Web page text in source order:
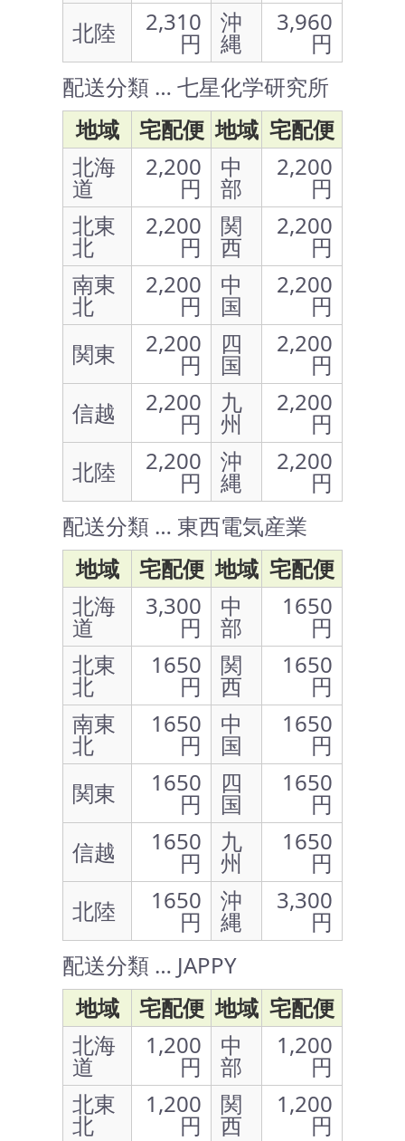
北陸
2,310
円
沖
縄
3,960
円
配送分類 … 七星化学研究所
地域
宅配便 地域 宅配便
北海
道
2,200
円
中
部
2,200
円
北東
北
2,200
円
関
西
2,200
円
南東
北
2,200
円
中
国
2,200
円
関東
2,200
円
四
国
2,200
円
信越
2,200
円
九
州
2,200
円
北陸
2,200
円
沖
縄
2,200
円
配送分類 … 東西電気産業
地域
宅配便 地域 宅配便
北海
道
3,300
円
中
部
1650
円
北東
北
1650
円
関
西
1650
円
南東
北
1650
円
中
国
1650
円
関東
1650
円
四
国
1650
円
信越
1650
円
九
州
1650
円
北陸
1650
円
沖
縄
3,300
円
配送分類 … JAPPY
地域
宅配便 地域 宅配便
北海
道
1,200
円
中
部
1,200
円
北東
北
1,200
円
関
西
1,200
円